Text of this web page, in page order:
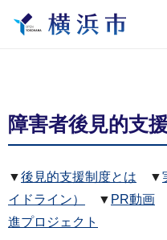
障害者後見的支
▼後見的支援制度とは ▼
イドライン）
▼ PR動画
進プロジェクト